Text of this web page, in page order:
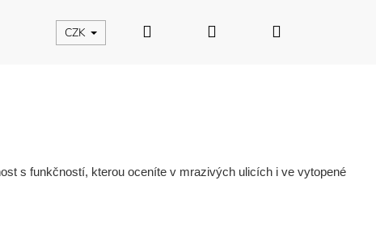
CZK Hledat PřihlášeníNákupní
s funkčností, kterou oceníte v mrazivých ulicích i ve vytopené